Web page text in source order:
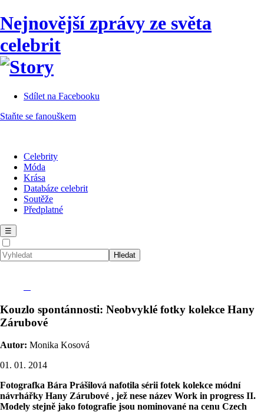
Nejnovější zprávy ze světa
celebrit
Sdílet na Facebooku
Staňte se fanouškem
Celebrity
Móda
Krása
Databáze celebrit
Soutěže
Předplatné
☰
Kouzlo spontánnosti: Neobvyklé fotky kolekce Hany
Zárubové
Autor: Monika Kosová
01. 01. 2014
Fotografka Bára Prášilová nafotila sérii fotek kolekce módní
návrhářky Hany Zárubové , jež nese název Work in progress II.
Modely stejně jako fotografie jsou nominované na cenu Czech